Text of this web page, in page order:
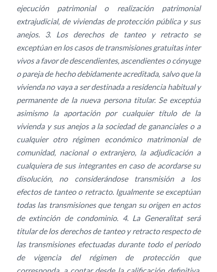
ejecución patrimonial o realización patrimonial
extrajudicial, de viviendas de protección pública y sus
anejos. 3. Los derechos de tanteo y retracto se
exceptúan en los casos de transmisiones gratuitas inter
vivos a favor de descendientes, ascendientes o cónyuge
o pareja de hecho debidamente acreditada, salvo que la
vivienda no vaya a ser destinada a residencia habitual y
permanente de la nueva persona titular. Se exceptúa
asimismo la aportación por cualquier título de la
vivienda y sus anejos a la sociedad de gananciales o a
cualquier otro régimen económico matrimonial de
comunidad, nacional o extranjero, la adjudicación a
cualquiera de sus integrantes en caso de acordarse su
disolución, no considerándose transmisión a los
efectos de tanteo o retracto. Igualmente se exceptúan
todas las transmisiones que tengan su origen en actos
de extinción de condominio. 4. La Generalitat será
titular de los derechos de tanteo y retracto respecto de
las transmisiones efectuadas durante todo el período
de vigencia del régimen de protección que
corresponda, a contar desde la calificación definitiva.